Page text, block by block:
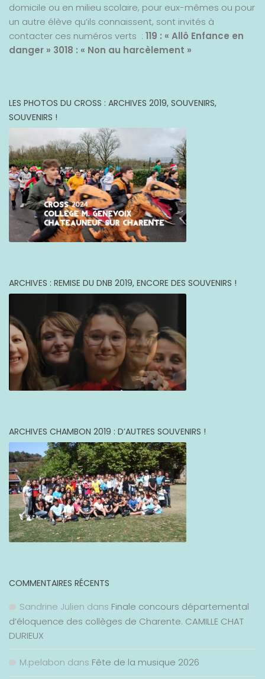
domicile ou en milieu scolaire, pour eux-mêmes ou pour
un autre élève qu’ils connaissent, sont invités à
contacter ces numéros verts : 119 : « Allô Enfance en
danger » 3018 : « Non au harcèlement »
LES PHOTOS DU CROSS : ARCHIVES 2019, SOUVENIRS,
SOUVENIRS !
ARCHIVES : REMISE DU DNB 2019, ENCORE DES SOUVENIRS !
ARCHIVES CHAMBON 2019 : D’AUTRES SOUVENIRS !
COMMENTAIRES RÉCENTS
Sandrine Julien dans Finale concours départemental
d’éloquence des collèges de Charente. CAMILLE CHAT
DURIEUX
M.pelabon dans Fête de la musique 2026